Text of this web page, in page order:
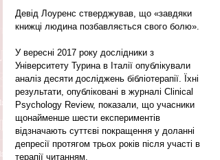
Девід Лоуренс стверджував, що «завдяки
книжці людина позбавляється свого болю».
У вересні 2017 року дослідники з
Університету Турина в Італії опублікували
аналіз десяти досліджень бібліотерапії. Їхні
результати, опубліковані в журналі Clinical
Psychology Review, показали, що учасники
щонайменше шести експериментів
відзначають суттєві покращення у доланні
депресії протягом трьох років після участі в
терапії читанням.